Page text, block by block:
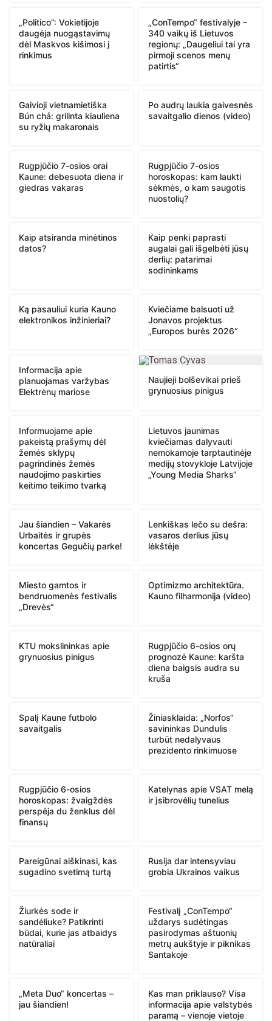
„Politico”: Vokietijoje
daugėja nuogąstavimų
dėl Maskvos kišimosi į
rinkimus
„ConTempo“ festivalyje –
340 vaikų iš Lietuvos
regionų: „Daugeliui tai yra
pirmoji scenos menų
patirtis“
Gaivioji vietnamietiška
Bún chả: grilinta kiauliena
su ryžių makaronais
Po audrų laukia gaivesnės
savaitgalio dienos (video)
Rugpjūčio 7-osios orai
Kaune: debesuota diena ir
giedras vakaras
Rugpjūčio 7-osios
horoskopas: kam laukti
sėkmės, o kam saugotis
nuostolių?
Kaip atsiranda minėtinos
datos?
Kaip penki paprasti
augalai gali išgelbėti jūsų
derlių: patarimai
sodininkams
Ką pasauliui kuria Kauno
elektronikos inžinieriai?
Kviečiame balsuoti už
Jonavos projektus
„Europos burės 2026“
Informacija apie
planuojamas varžybas
Elektrėnų mariose
Naujieji bolševikai prieš
grynuosius pinigus
Informuojame apie
pakeistą prašymų dėl
žemės sklypų
pagrindinės žemės
naudojimo paskirties
keitimo teikimo tvarką
Lietuvos jaunimas
kviečiamas dalyvauti
nemokamoje tarptautinėje
medijų stovykloje Latvijoje
„Young Media Sharks“
Jau šiandien – Vakarės
Urbaitės ir grupės
koncertas Gegučių parke!
Lenkiškas lečo su dešra:
vasaros derlius jūsų
lėkštėje
Miesto gamtos ir
bendruomenės festivalis
„Drevės“
Optimizmo architektūra.
Kauno filharmonija (video)
KTU mokslininkas apie
grynuosius pinigus
Rugpjūčio 6-osios orų
prognozė Kaune: karšta
diena baigsis audra su
kruša
Spalį Kaune futbolo
savaitgalis
Žiniasklaida: „Norfos“
savininkas Dundulis
turbūt nedalyvaus
prezidento rinkimuose
Rugpjūčio 6-osios
horoskopas: žvaigždės
perspėja du ženklus dėl
finansų
Katelynas apie VSAT melą
ir įsibrovėlių tunelius
Pareigūnai aiškinasi, kas
sugadino svetimą turtą
Rusija dar intensyviau
grobia Ukrainos vaikus
Žiurkės sode ir
sandėliuke? Patikrinti
būdai, kurie jas atbaidys
natūraliai
Festivalį „ConTempo“
uždarys sudėtingas
pasirodymas aštuonių
metrų aukštyje ir piknikas
Santakoje
„Meta Duo“ koncertas –
jau šiandien!
Kas man priklauso? Visa
informacija apie valstybės
paramą – vienoje vietoje